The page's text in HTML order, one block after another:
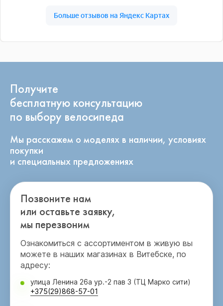
Получите
бесплатную консультацию
по выбору велосипеда
Мы расскажем о моделях в наличии, условиях
покупки
и специальных предложениях
Позвоните нам
или оставьте заявку,
мы перезвоним
Ознакомиться с ассортиментом в живую вы
можете в наших магазинах в Витебске, по
адресу:
улица Ленина 26а ур.-2 пав 3 (ТЦ Марко сити)
+375(29)868-57-01